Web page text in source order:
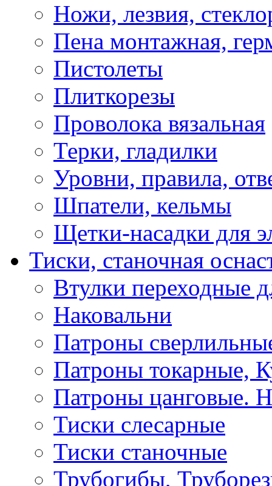
Ножи, лезвия,
Пена монтажная,
Пистолеты
Плиткорезы
Проволока вязальная
Терки, гладилки
Уровни, правила,
Шпатели, кельмы
Щетки-насадки для
Тиски, станочная
Втулки переходные
Наковальни
Патроны
Патроны токарные,
Патроны цанговые.
Тиски слесарные
Тиски станочные
Трубогибы,